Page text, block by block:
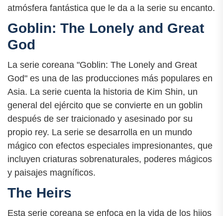
atmósfera fantástica que le da a la serie su encanto.
Goblin: The Lonely and Great
God
La serie coreana "Goblin: The Lonely and Great
God" es una de las producciones más populares en
Asia. La serie cuenta la historia de Kim Shin, un
general del ejército que se convierte en un goblin
después de ser traicionado y asesinado por su
propio rey. La serie se desarrolla en un mundo
mágico con efectos especiales impresionantes, que
incluyen criaturas sobrenaturales, poderes mágicos
y paisajes magníficos.
The Heirs
Esta serie coreana se enfoca en la vida de los hijos